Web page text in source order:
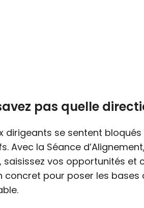
pas quelle
dirigeants se sentent
Avec la Séance
saisissez vos opportunités et
concret pour poser les bases